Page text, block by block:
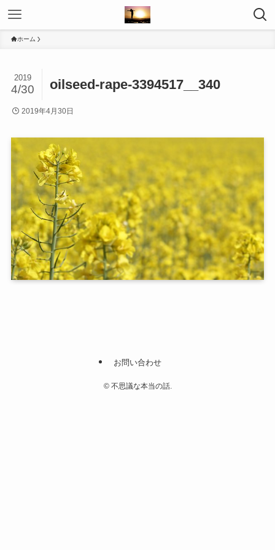
ホーム
oilseed-rape-3394517__340
2019
4/30
2019年4月30日
お問い合わせ
©不思議な本当の話.